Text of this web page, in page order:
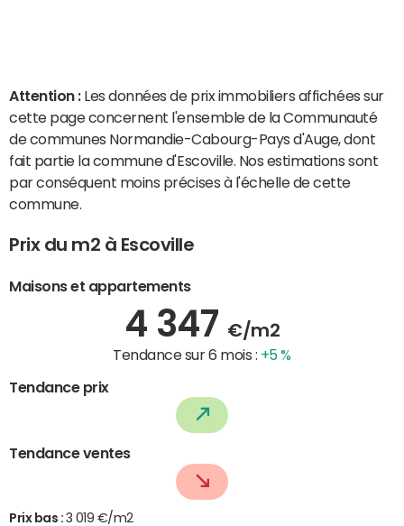
Attention : Les données de prix immobiliers affichées sur
cette page concernent l'ensemble de la Communauté
de communes Normandie-Cabourg-Pays d'Auge, dont
fait partie la commune d'Escoville. Nos estimations sont
par conséquent moins précises à l'échelle de cette
commune.
Prix du m2 à Escoville
Maisons et appartements
4 347 €/m2
Tendance sur 6 mois : +5 %
Tendance prix
Tendance ventes
Prix bas : 3 019 €/m2